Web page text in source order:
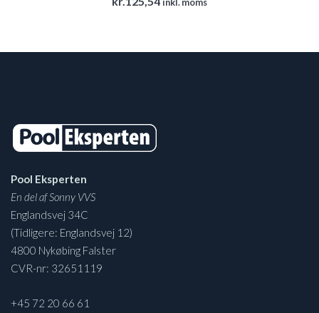
Pool Eksperten
En del af Sonny VVS
Englandsvej 34C
(Tidligere: Englandsvej 12)
4800 Nykøbing Falster
CVR-nr: 32651119
+45 72 20 66 61